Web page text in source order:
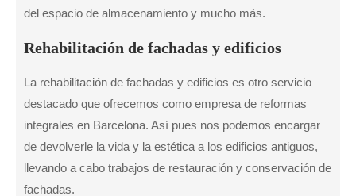
del espacio de almacenamiento y mucho más.
Rehabilitación de fachadas y edificios
La rehabilitación de fachadas y edificios es otro servicio
destacado que ofrecemos como empresa de reformas
integrales en Barcelona. Así pues nos podemos encargar
de devolverle la vida y la estética a los edificios antiguos,
llevando a cabo trabajos de restauración y conservación de
fachadas.